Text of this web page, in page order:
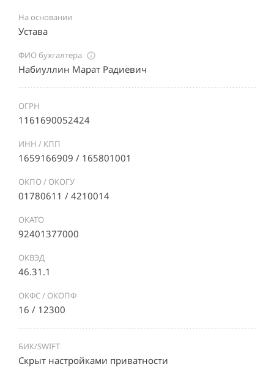
На основании
Устава
ФИО бухгалтера
Набиуллин Марат Радиевич
ОГРН
1161690052424
ИНН / КПП
1659166909 / 165801001
ОКПО / ОКОГУ
01780611 / 4210014
ОКАТО
92401377000
ОКВЭД
46.31.1
ОКФС / ОКОПФ
16 / 12300
БИК/SWIFT
Скрыт настройками приватности